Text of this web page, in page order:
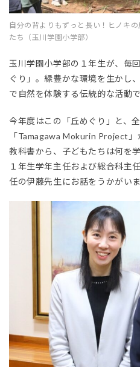
自分の背よりもずっと長い！ヒノキ
たち（玉川学園小学部）
玉川学園小学部の１年生が、毎
ぐり」。緑豊かな環境を生かし
で自然を体験する伝統的な活動で
今年度はこの「丘めぐり」と、
「Tamagawa Mokurin Project
教科書から、子どもたちは何を
１年生学年主任および総合科主
任の伊藤先生にお話をうかがいま